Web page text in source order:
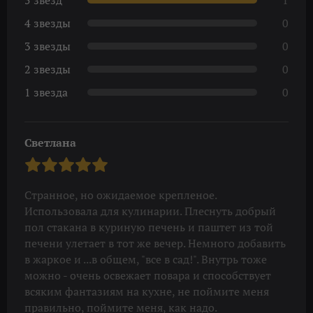
4 звезды
0
3 звезды
0
2 звезды
0
1 звезда
0
Светлана
Странное, но ожидаемое крепленое.
Использовала для кулинарии. Плеснуть добрый
пол стакана в куриную печень и паштет из той
печени улетает в тот же вечер. Немного добавить
в жаркое и ...в общем, "все в сад!". Внутрь тоже
можно - очень освежает повара и способствует
всяким фантазиям на кухне, не поймите меня
правильно, поймите меня, как надо.